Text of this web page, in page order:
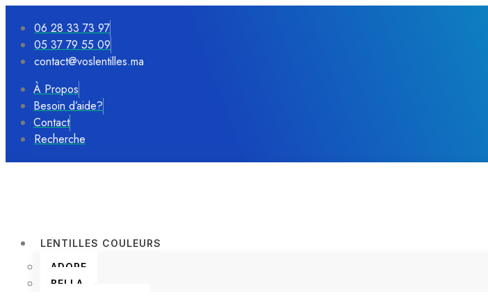
06 28 33 73 97
05 37 79 55 09
contact@voslentilles.ma
À Propos
Besoin d’aide?
Contact
Recherche
LENTILLES COULEURS
ADORE
BELLA